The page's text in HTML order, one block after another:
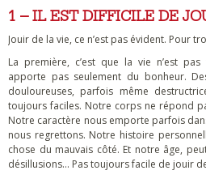
1 – IL EST DIFFICILE DE
Jouir de la vie, ce n’est pas évident. Pour
La première, c’est que la vie n’est
apporte pas seulement du bonheur.
douloureuses, parfois même
toujours faciles. Notre corps ne répond
Notre caractère nous emporte parfois
nous regrettons. Notre histoire
chose du mauvais côté. Et notre âge,
désillusions… Pas toujours facile de jouir